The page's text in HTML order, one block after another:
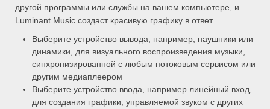
другой программы или службы на вашем компьютере, и
Luminant Music создаст красивую графику в ответ.
Выберите устройство вывода, например, наушники или
динамики, для визуального воспроизведения музыки,
синхронизированной с любым потоковым сервисом или
другим медиаплеером
Выберите устройство ввода, например линейный вход,
для создания графики, управляемой звуком с других